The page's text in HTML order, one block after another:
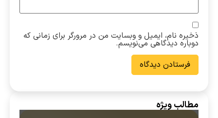
ذخیره نام، ایمیل و وبسایت من در مرورگر برای زمانی که
دوباره دیدگاهی می‌نویسم.
مطالب ویژه